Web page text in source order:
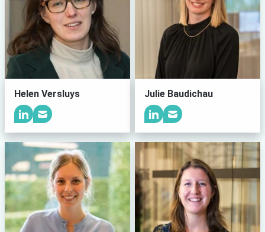
Helen Versluys Julie Baudichau